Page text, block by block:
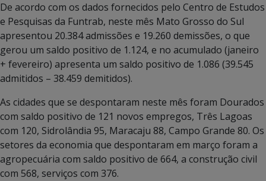
De acordo com os dados fornecidos pelo Centro de Estudos
e Pesquisas da Funtrab, neste mês Mato Grosso do Sul
apresentou 20.384 admissões e 19.260 demissões, o que
gerou um saldo positivo de 1.124, e no acumulado (janeiro
+ fevereiro) apresenta um saldo positivo de 1.086 (39.545
admitidos – 38.459 demitidos).
As cidades que se despontaram neste mês foram Dourados
com saldo positivo de 121 novos empregos, Três Lagoas
com 120, Sidrolândia 95, Maracaju 88, Campo Grande 80. Os
setores da economia que despontaram em março foram a
agropecuária com saldo positivo de 664, a construção civil
com 568, serviços com 376.